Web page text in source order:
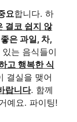
요합니다. 하
결코 쉽지 않
은 과일, 차,
는 음식들이
고 행복한 식
결실을 맺어
랍니다. 함께
예요. 파이팅!